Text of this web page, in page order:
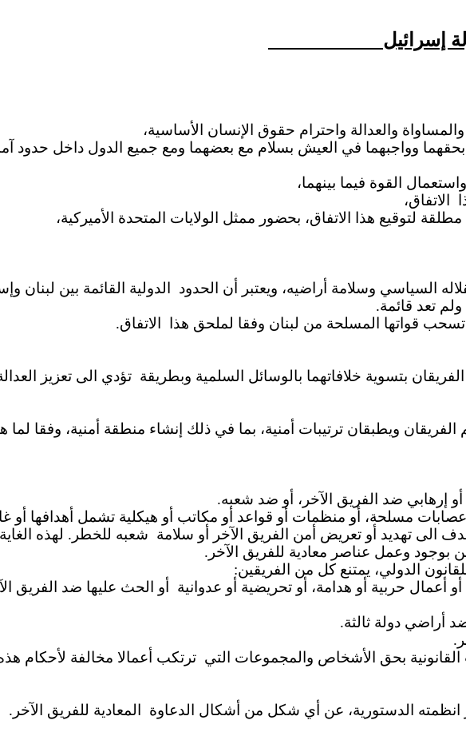
إسرائيل
والمساواة والعدالة واحترام حقوق الإنسان الأساسية،
بحقهما وواجبهما في العيش بسلام مع بعضهما ومع جميع الدول داخل حدود
واستعمال القوة فيما بينهما،
الاتفاق،
لتوقيع هذا الاتفاق، بحضور ممثل الولايات المتحدة الأميركية،
الدولية القائمة بين لبنان
ولم تعد قائمة.
تسحب قواتها المسلحة من لبنان وفقا لملحق هذا الاتفاق.
الفريقان بتسوية خلافاتهما بالوسائل السلمية وبطريقة تؤدي الى تعزيز
الفريقان ويطبقان ترتيبات أمنية، بما في ذلك إنشاء منطقة أمنية، وفقا
إرهابي ضد الفريق الآخر، أو ضد شعبه.
عصابات مسلحة، أو منظمات أو قواعد أو مكاتب أو هيكلية تشمل أهدافها أو
الى تهديد أو تعريض أمن الفريق الآخر أو سلامة شعبه للخطر. لهذه
بوجود وعمل عناصر معادية للفريق الآخر.
الدولي، يمتنع كل من الفريقين:
أعمال حربية أو هدامة، أو تحريضية أو عدوانية
أو الحث عليها ضد الفريق
دولة ثالثة.
القانونية بحق الأشخاص والمجموعات التي ترتكب أعمالا مخالفة لأحكام
انظمته الدستورية، عن أي شكل من أشكال الدعاوة
المعادية للفريق الآخر.